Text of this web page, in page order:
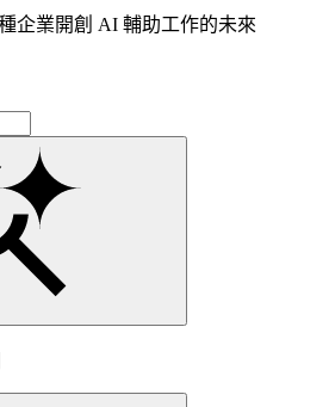
種企業開創 AI 輔助工作的未來